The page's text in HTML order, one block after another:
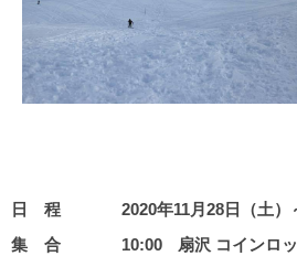
日 程
2020年11月28日（土）
集 合
10:00 扇沢 コインロ